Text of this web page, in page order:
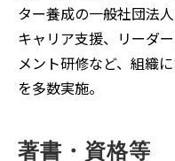
ター養成の一般社団法
キャリア支援、リーダ
メント研修など、組織
を多数実施。
著書・資格等